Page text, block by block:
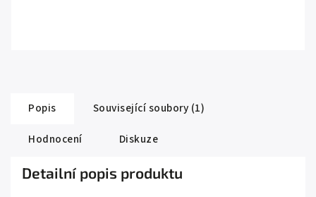
Popis
Související soubory (1)
Hodnocení
Diskuze
Detailní popis produktu